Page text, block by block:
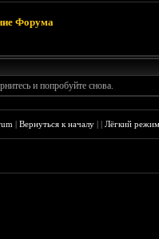
Форума
и попробуйте снова.
|Вернуться к началу ||Лёгкий